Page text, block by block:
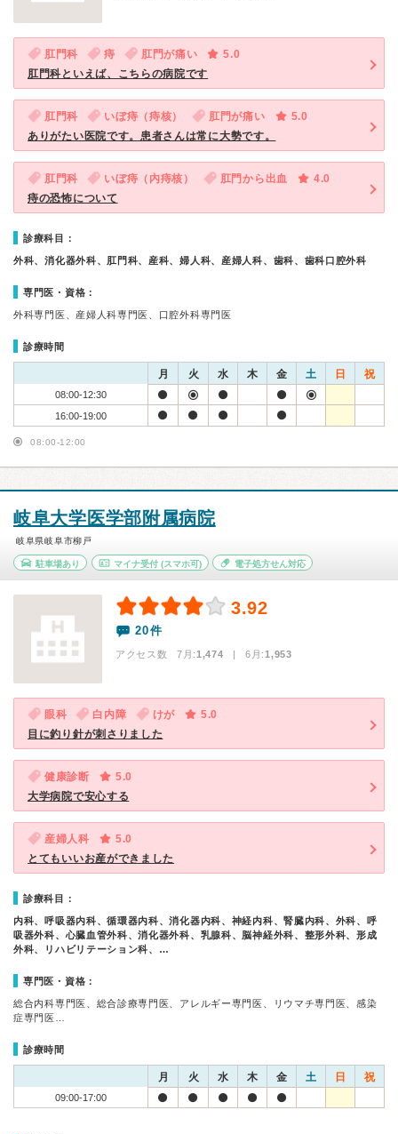
肛門科 痔 肛門が痛い
5.0
肛門科といえば、こちらの病院です
肛門科 いぼ痔（痔核） 肛門が痛い
5.0
ありがたい医院です。患者さんは常に大勢です。
肛門科 いぼ痔（内痔核） 肛門から出血
4.0
痔の恐怖について
診療科目：
外科、消化器外科、肛門科、産科、婦人科、産婦人科、歯科、歯科口腔外科
専門医・資格：
外科専門医、産婦人科専門医、口腔外科専門医
診療時間
月 火 水 木 金 土 日 祝
08:00-12:30
16:00-19:00
08:00-12:00
岐阜大学医学部附属病院
岐阜県岐阜市柳戸
駐車場あり マイナ受付(スマホ可) 電子処方せん対応
3.92
20件
アクセス数 7月:1,474 | 6月:1,953
眼科 白内障 けが
5.0
目に釣り針が刺さりました
健康診断
5.0
大学病院で安心する
産婦人科
5.0
とてもいいお産ができました
診療科目：
内科、呼吸器内科、循環器内科、消化器内科、神経内科、腎臓内科、外科、呼
吸器外科、心臓血管外科、消化器外科、乳腺科、脳神経外科、整形外科、形成
外科、リハビリテーション科、…
専門医・資格：
総合内科専門医、総合診療専門医、アレルギー専門医、リウマチ専門医、感染
症専門医…
診療時間
月 火 水 木 金 土 日 祝
09:00-17:00